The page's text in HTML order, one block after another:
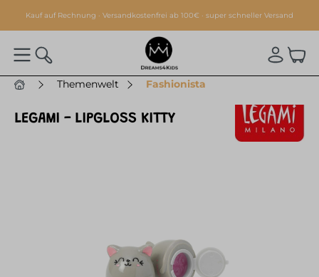
springen
Kauf auf Rechnung · Versandkostenfrei ab 100€ · super schneller Versand
Themenwelt Fashionista
LEGAMI - LIPGLOSS KITTY